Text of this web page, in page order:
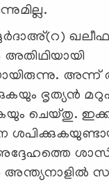
അതിഥിയായി
അന്ന്
ഭൃത്യൻ
ചെയ്തു.